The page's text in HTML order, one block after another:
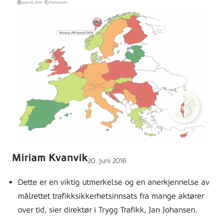
Miriam KvanvikLagt
på
20. juni 2016
Dette er en viktig utmerkelse og en anerkjennelse av
målrettet trafikksikkerhetsinnsats fra mange aktører
over tid, sier direktør i Trygg Trafikk, Jan Johansen.